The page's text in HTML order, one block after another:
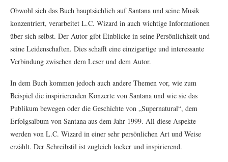
Obwohl sich das Buch hauptsächlich auf Santana und seine Musik
konzentriert, verarbeitet L.C. Wizard in auch wichtige Informationen
über sich selbst. Der Autor gibt Einblicke in seine Persönlichkeit und
seine Leidenschaften. Dies schafft eine einzigartige und interessante
Verbindung zwischen dem Leser und dem Autor.
In dem Buch kommen jedoch auch andere Themen vor, wie zum
Beispiel die inspirierenden Konzerte von Santana und wie sie das
Publikum bewegen oder die Geschichte von „Supernatural“, dem
Erfolgsalbum von Santana aus dem Jahr 1999. All diese Aspekte
werden von L.C. Wizard in einer sehr persönlichen Art und Weise
erzählt. Der Schreibstil ist zugleich locker und inspirierend.